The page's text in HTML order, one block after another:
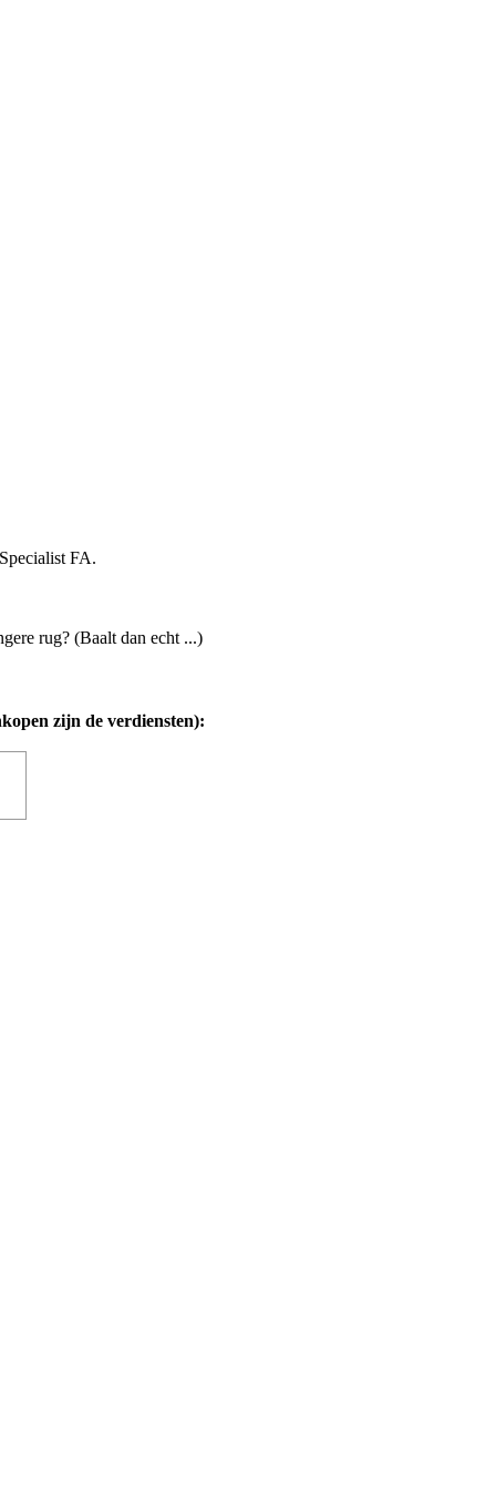
FA.
rug? (Baalt dan echt ...)
zijn de verdiensten):